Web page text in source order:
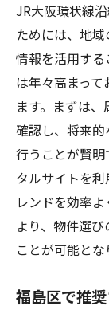
賃貸
福島
予算に合
予算
コス
び
不動
予算
予算
予算
通勤
JR大阪環状線
ためには、地
情報を活用す
は年々高まっ
ます。まずは
確認し、将来
行うことが賢
タルサイトを
レンドを効率
より、物件選
ことが可能とな
福島区で推